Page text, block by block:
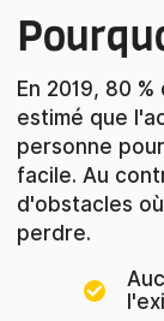
En 2019, 80
estimé que
personne
facile. Au
d'obstacles
perdre.